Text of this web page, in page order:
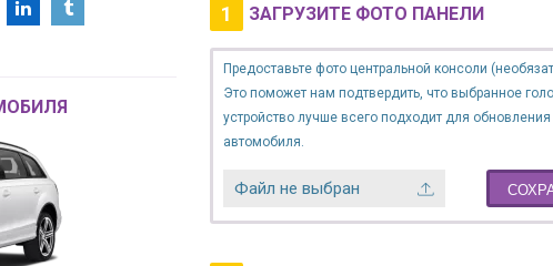
1 ЗАГРУЗИТЕ ФОТО ПАНЕЛИ
Предоставьте фото центральной консоли
Это поможет нам подтвердить, что выбранное
устройство лучше всего подходит для
автомобиля.
Файл не выбран